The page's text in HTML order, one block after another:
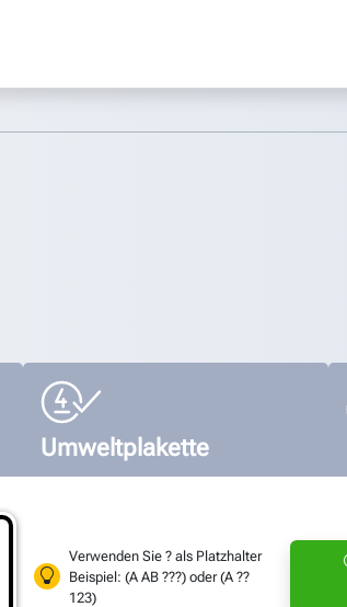
Umweltplakette
Verwenden Sie ? als Platzhalter
Beispiel: (A AB ???) oder (A ??
123)